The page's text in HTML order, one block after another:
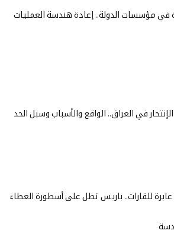
في مؤسسات الدولة.. إعادة هندسة العمليات
في العراق.. الواقع والأسباب وسبل الحد
للقارات.. باريس تطل على أسطورة العطاء